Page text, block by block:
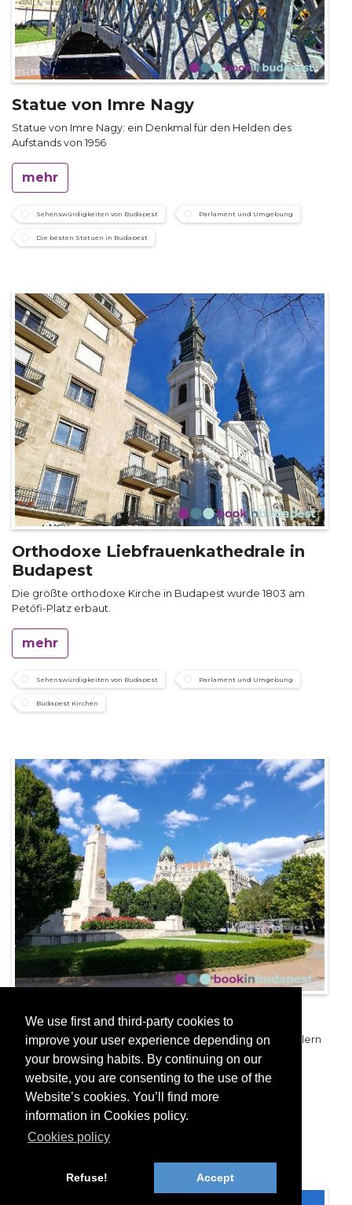
We use first and third-party cookies to
improve your user experience depending on
your browsing habits. By continuing on our
website, you are consenting to the use of the
Website’s cookies. You’ll find more
information in Cookies policy.
Cookies policy
Refuse! Accept
Statue von Imre Nagy
Statue von Imre Nagy: ein Denkmal für den Helden des
Aufstands von 1956
mehr
Sehenswürdigkeiten von Budapest Parlament und Umgebung
Die besten Statuen in Budapest
Orthodoxe Liebfrauenkathedrale in
Budapest
Die größte orthodoxe Kirche in Budapest wurde 1803 am
Petőfi-Platz erbaut.
mehr
Sehenswürdigkeiten von Budapest Parlament und Umgebung
Budapest Kirchen
Szabadság Platz
Szabadság Platz: schöner Park mit umstrittenen Denkmälern
mehr
Parlament und Umgebung Sehenswürdigkeiten von Budapest
Plätze Budapest